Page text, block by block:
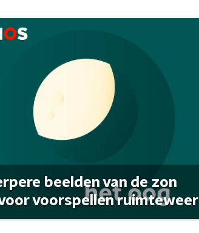
beelden van de zon
voorspellen ruimteweer